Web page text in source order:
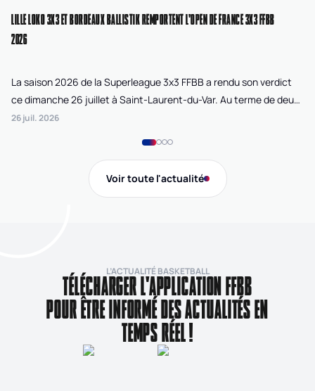
LILLE LOKO 3X3 ET BORDEAUX BALLISTIK REMPORTENT L'OPEN DE FRANCE 3X3 FFBB
2026
La saison 2026 de la Superleague 3x3 FFBB a rendu son verdict
ce dimanche 26 juillet à Saint-Laurent-du-Var. Au terme de deux
journées de compétition disputées sur la plage Cousteau, Lille
26 juil. 2026
Voir toute l'actualité
L’ACTUALITÉ BASKETBALL
TÉLÉCHARGER L'APPLICATION FFBB
POUR ÊTRE INFORMÉ DES ACTUALITÉS EN
TEMPS RÉEL !